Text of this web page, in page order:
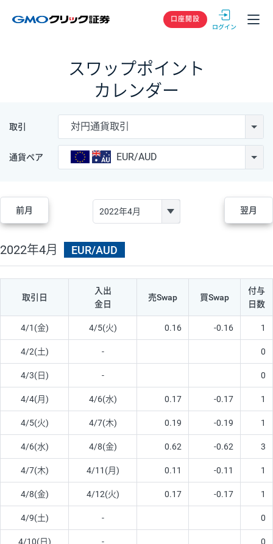
GMOクリック
口座開設
スワップポイント
カレンダー
取引 対円通貨取引
通貨ペア EUR/AUD
前月 翌月
2022年4月 EUR/AUD
取引日
入出
金日
売Swap 買Swap
付与
日数
4/1(金) 4/5(火) 0.16 -0.16 1
4/2(土) - 0
4/3(日) - 0
4/4(月) 4/6(水) 0.17 -0.17 1
4/5(火) 4/7(木) 0.19 -0.19 1
4/6(水) 4/8(金) 0.62 -0.62 3
4/7(木) 4/11(月) 0.11 -0.11 1
4/8(金) 4/12(火) 0.17 -0.17 1
4/9(土) - 0
4/10(日) - 0